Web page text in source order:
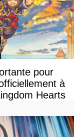
pour
à
Hearts